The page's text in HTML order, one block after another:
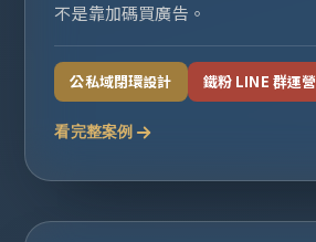
不是靠加碼買廣告。
公私域閉環設計 鐵粉 LINE 群運營
看完整案例